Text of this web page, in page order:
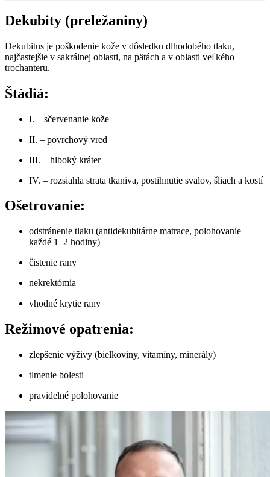
Dekubity (preležaniny)
Dekubitus je poškodenie kože v dôsledku dlhodobého tlaku,
najčastejšie v sakrálnej oblasti, na pätách a v oblasti veľkého
trochanteru.
Štádiá:
I. – sčervenanie kože
II. – povrchový vred
III. – hlboký kráter
IV. – rozsiahla strata tkaniva, postihnutie svalov, šliach a kostí
Ošetrovanie:
odstránenie tlaku (antidekubitárne matrace, polohovanie
každé 1–2 hodiny)
čistenie rany
nekrektómia
vhodné krytie rany
Režimové opatrenia:
zlepšenie výživy (bielkoviny, vitamíny, minerály)
tlmenie bolesti
pravidelné polohovanie